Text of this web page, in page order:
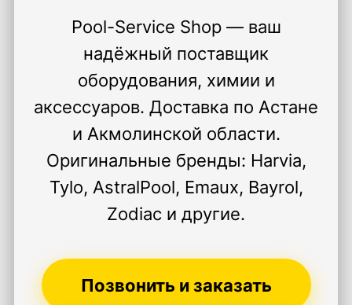
Pool-Service Shop — ваш
надёжный поставщик
оборудования, химии и
аксессуаров. Доставка по Астане
и Акмолинской области.
Оригинальные бренды: Harvia,
Tylo, AstralPool, Emaux, Bayrol,
Zodiac и другие.
Позвонить и заказать